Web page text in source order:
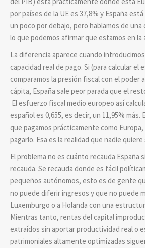
por países de la UE es 37,8% y España
un poco por debajo, pero hablamos de
lo que podemos afirmar que estamos en la
La diferencia aparece cuando introducimos
capacidad real de pago. Si (para calcular el
comparamos la presión fiscal con el poder
cápita, España sale peor parada que el
El esfuerzo fiscal medio europeo así
español es 0,655, es decir, un 11,95% más.
que pagamos prácticamente como
pagarlo. Esa es la realidad que nadie
El problema no es cuánto recauda España
recauda. Se recauda donde es fácil
pequeños autónomos, esto es de gente
no puede diferir ingresos y que no puede
Luxemburgo o a Holanda con una
Mientras tanto, rentas del capital
extraídos sin aportar productividad real o
patrimoniales altamente optimizadas